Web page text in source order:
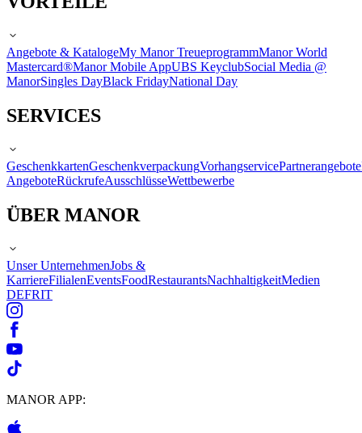
Angebote & KatalogeMy Manor TreueprogrammManor World
Mastercard®Manor Mobile AppUBS KeyclubSocial Media @
ManorSingles DayBlack FridayNational Day
SERVICES
GeschenkkartenGeschenkverpackungVorhangservicePartnerangebote
AngeboteRückrufeAusschlüsseWettbewerbe
ÜBER MANOR
Unser UnternehmenJobs &
KarriereFilialenEventsFoodRestaurantsNachhaltigkeitMedien
DEFRIT
MANOR APP: